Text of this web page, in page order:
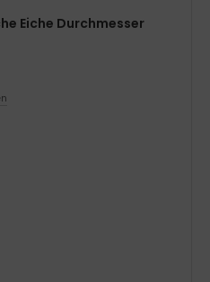
Eiche Durchmesser